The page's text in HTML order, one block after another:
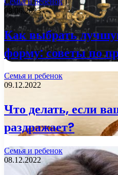
08.06.2023
Как выбрать
форму: советы по
Семья и ребенок
09.12.2022
Что делать, если
раздражает?
Семья и ребенок
08.12.2022